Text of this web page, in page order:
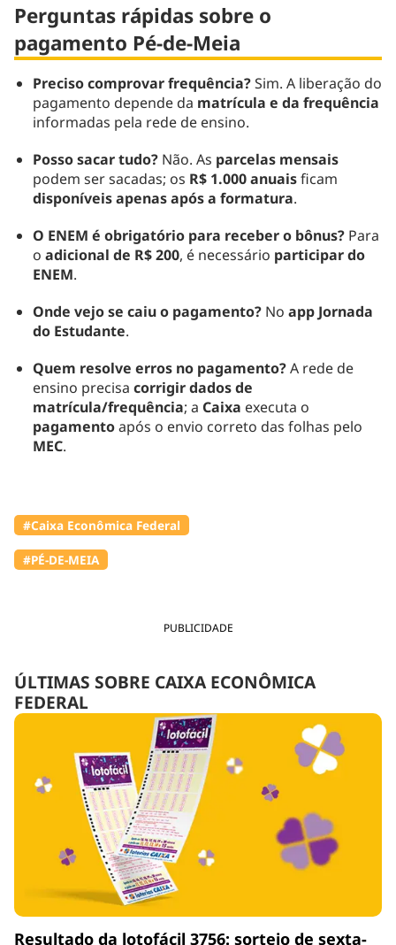
PUBLICIDADE
ÚLTIMAS SOBRE CAIXA ECONÔMICA
FEDERAL
Resultado da lotofácil 3756: sorteio de sexta-
Perguntas rápidas sobre o
pagamento Pé-de-Meia
Preciso comprovar frequência?Sim. A liberação do
pagamento depende da matrícula e da frequência
informadas pela rede de ensino.
Posso sacar tudo?Não. As parcelas mensais
podem ser sacadas; os R$ 1.000 anuaisficam
disponíveis apenas após a formatura.
O ENEM é obrigatório para receber o bônus?Para
o adicional de R$ 200, é necessário participar do
ENEM.
Onde vejo se caiu o pagamento?No app Jornada
do Estudante.
Quem resolve erros no pagamento?A rede de
ensino precisa corrigir dados de
matrícula/frequência; a Caixa executa o
pagamentoapós o envio correto das folhas pelo
MEC.
#Caixa Econômica Federal
#PÉ-DE-MEIA